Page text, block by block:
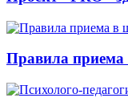
Правила